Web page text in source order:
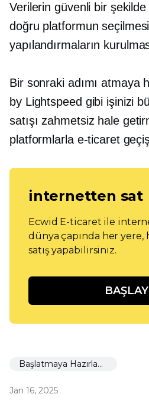
Verilerin güvenli bir şekilde
doğru platformun
yapılandırmaların
Bir sonraki adımı atmaya
by Lightspeed gibi işinizi
satışı zahmetsiz hale
platformlarla e-ticaret
internetten sat
Ecwid E-ticaret ile
dünya çapında her yere,
satış yapabilirsiniz.
Başlatmaya Hazırlanıyor
Jan 16, 2025